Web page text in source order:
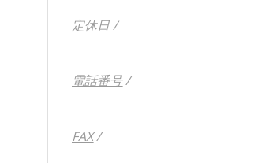
定休日/
電話番号/
FAX/